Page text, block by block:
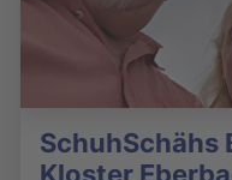
SchuhSchähs